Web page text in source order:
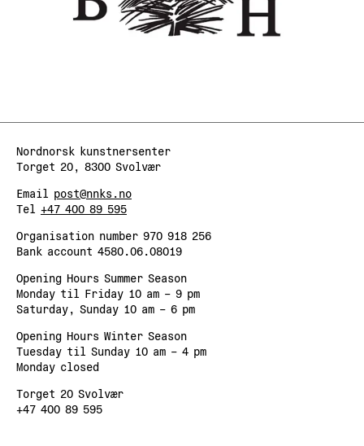
Nordnorsk kunstnersenter
Torget 20, 8300 Svolvær
Email post@nnks.no
Tel +47 400 89 595
Organisation number 970 918 256
Bank account 4580.06.08019
Opening Hours Summer Season
Monday til Friday 10 am – 9 pm
Saturday, Sunday 10 am – 6 pm
Opening Hours Winter Season
Tuesday til Sunday 10 am – 4 pm
Monday closed
Torget 20 Svolvær
+47 400 89 595